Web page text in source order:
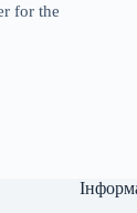
for the